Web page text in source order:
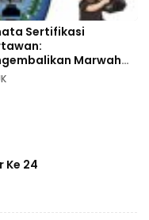
Sertifikasi
Marwah
dan Keadilan
Ke 24